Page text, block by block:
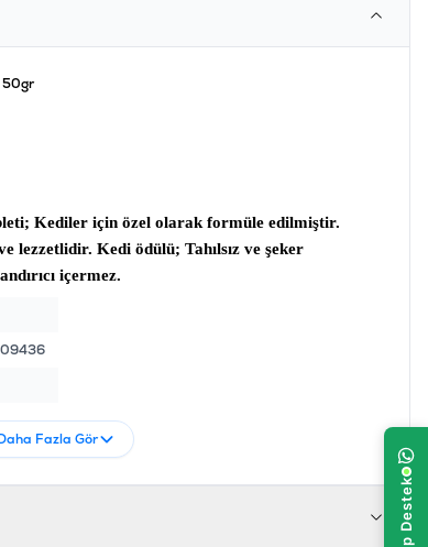
50gr
; Kediler için özel olarak formüle edilmiştir.
lezzetlidir. Kedi ödülü; Tahılsız ve şeker
içermez.
Fazla Gör